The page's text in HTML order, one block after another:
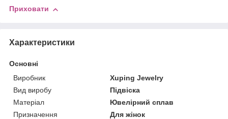
Приховати
Характеристики
Основні
Виробник
Xuping Jewelry
Вид виробу
Підвіска
Матеріал
Ювелірний сплав
Призначення
Для жінок